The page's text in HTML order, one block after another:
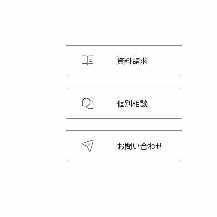
資料請求
個別相談
お問い合わせ